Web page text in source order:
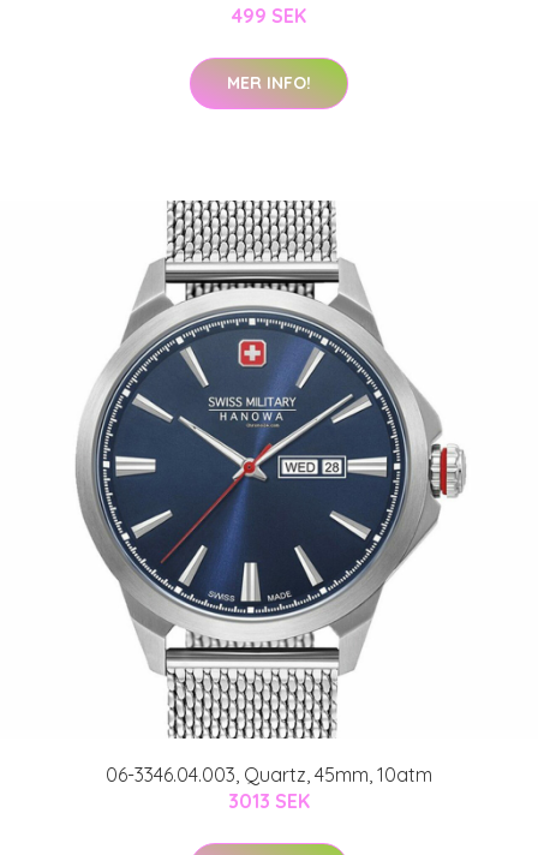
499 SEK
MER INFO!
06-3346.04.003, Quartz, 45mm, 10atm
3013 SEK